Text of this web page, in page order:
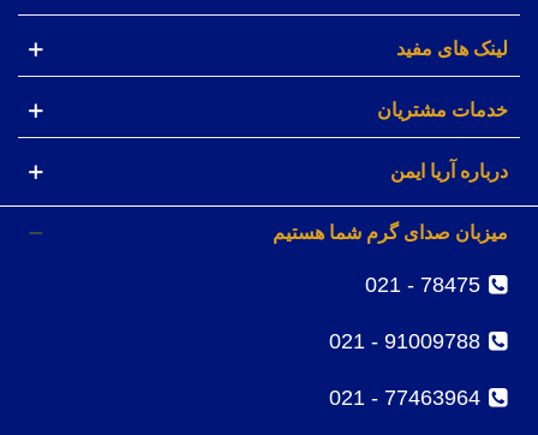
لینک های مفید
خدمات مشتریان
درباره آریا ایمن
میزبان صدای گرم شما هستیم
78475 - 021
91009788 - 021
77463964 - 021